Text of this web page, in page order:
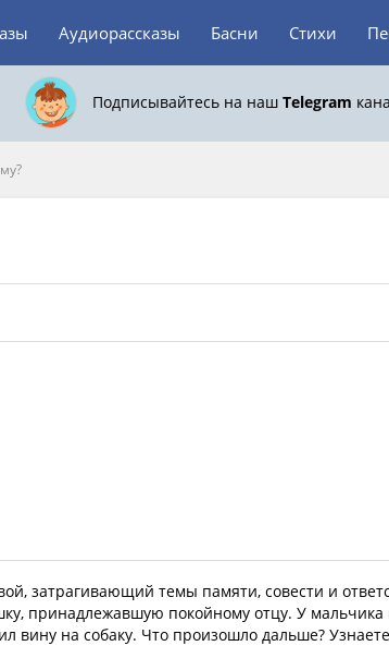
Аудиорассказы Басни Стихи
Подписывайтесь на наш Telegram
затрагивающий темы памяти, совести и
принадлежавшую покойному отцу. У мальчика
вину на собаку. Что произошло дальше?